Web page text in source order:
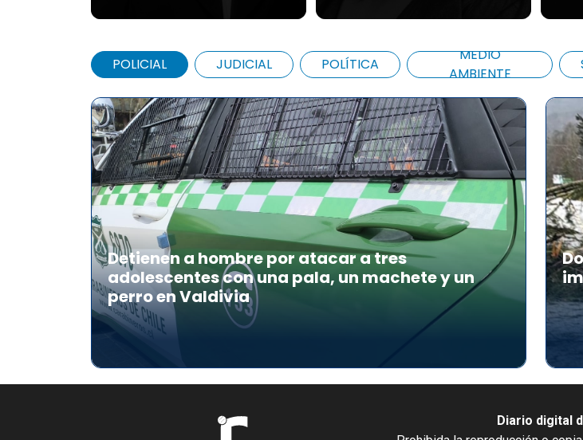
POLICIAL JUDICIAL POLÍTICA
MEDIO
AMBIENTE
Detienen a hombre por atacar a tres
adolescentes con una pala, un machete y un
perro en Valdivia
Diario digital